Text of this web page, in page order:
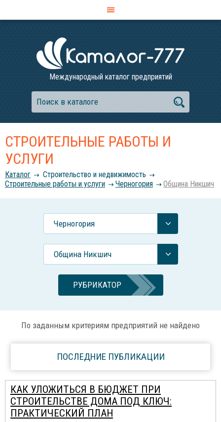
Международный каталог предприятий
СТРОИТЕЛЬНЫЕ РАБОТЫ И
УСЛУГИ
Каталог
Строительство и недвижимость
Строительные работы и услуги
Черногория Община Никшич
Черногория
Община Никшич
РУБРИКАТОР
По заданным критериям предприятий не найдено
ПОСЛЕДНИЕ ПУБЛИКАЦИИ
КАК УЛОЖИТЬСЯ В БЮДЖЕТ ПРИ
СТРОИТЕЛЬСТВЕ ДОМА ПОД КЛЮЧ:
ПРАКТИЧЕСКИЙ ПЛАН